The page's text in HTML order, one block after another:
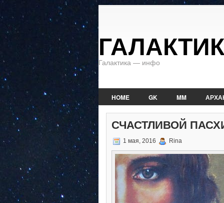
Галактика — инфо
HOME GK MM
СЧАСТЛИВОЙ
1 мая, 2016 Rina